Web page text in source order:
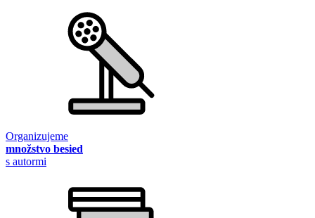
Organizujeme
množstvo besied
s autormi